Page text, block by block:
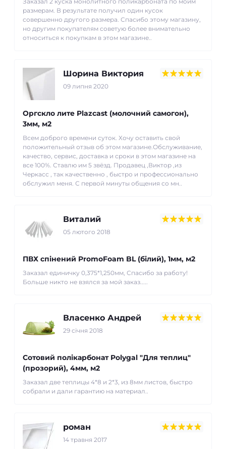
Сотовий полікарбонат використовують для будівництва
дахів, стін та декоративних конструкцій зимових садів,
оранжерей, веранд і зимових терас. Він витримує
ідеальним рішенням для створення комфортного та
світлого простору.
У нашому інтернет-магазині ви можете
полікарбонат для зимового садуза доступними цінами,
замовити різку під потрібний розмір та оформити
размерам. В результате получил один кусок
совершенно другого размера. Спасибо этому магазину,
но другим покупателям советую более внимательно
относиться к покупкам в этом магазине..
Шорина Виктория
09 липня 2020
Оргскло лите Plazcast (молочний самогон),
3мм, м2
Всем доброго времени суток. Хочу оставить свой
положительный отзыв об этом магазине.Обслуживание,
качество, сервис, доставка и сроки в этом магазине на
все 100%. Ставлю им 5 звёзд. Продавец ,Виктор ,из
Черкасс , так качественно , быстро и профессионально
обслужил меня. С первой минуты общения со мн..
Виталий
05 лютого 2018
ПВХ спінений PromoFoam BL (білий), 1мм, м2
Заказал единичку 0,375*1,250мм, Спасибо за работу!
Больше никто не взялся за мой заказ.....
Власенко Андрей
29 cічня 2018
Сотовий полікарбонат Polygal "Для теплиц"
(прозорий), 4мм, м2
Заказал две теплицы 4*8 и 2*3, из 8мм листов, быстро
собрали и дали гарантию на материал..
роман
14 травня 2017